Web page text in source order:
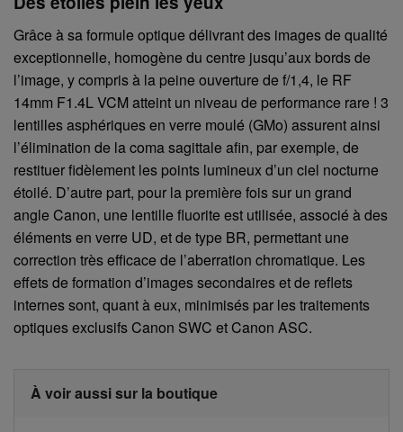
Grâce à sa formule optique délivrant des images de qualité
exceptionnelle, homogène du centre jusqu’aux bords de
l’image, y compris à la peine ouverture de f/1,4, le RF
14mm F1.4L VCM atteint un niveau de performance rare ! 3
lentilles asphériques en verre moulé (GMo) assurent ainsi
l’élimination de la coma sagittale afin, par exemple, de
restituer fidèlement les points lumineux d’un ciel nocturne
étoilé. D’autre part, pour la première fois sur un grand
angle Canon, une lentille fluorite est utilisée, associé à des
éléments en verre UD, et de type BR, permettant une
correction très efficace de l’aberration chromatique. Les
effets de formation d’images secondaires et de reflets
internes sont, quant à eux, minimisés par les traitements
optiques exclusifs Canon SWC et Canon ASC.
À voir aussi sur la boutique